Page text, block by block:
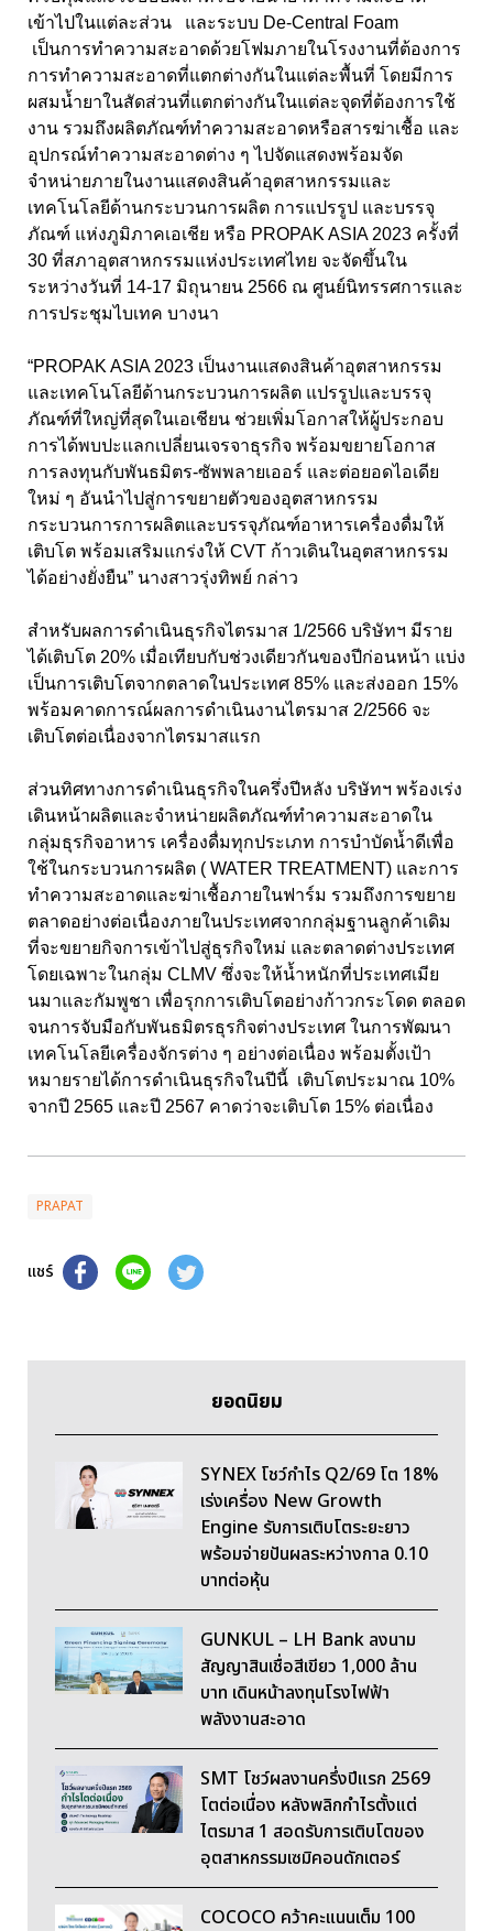
เข้าไปในแต่ละส่วน และระบบ De-Central Foam
เป็นการทำความสะอาดด้วยโฟมภายในโรงงานที่ต้องการ
การทำความสะอาดที่แตกต่างกันในแต่ละพื้นที่ โดยมีการ
ผสมน้ำยาในสัดส่วนที่แตกต่างกันในแต่ละจุดที่ต้องการใช้
งาน รวมถึงผลิตภัณฑ์ทำความสะอาดหรือสารฆ่าเชื้อ และ
อุปกรณ์ทำความสะอาดต่าง ๆ ไปจัดแสดงพร้อมจัด
จำหน่ายภายในงานแสดงสินค้าอุตสาหกรรมและ
เทคโนโลยีด้านกระบวนการผลิต การแปรรูป และบรรจุ
ภัณฑ์ แห่งภูมิภาคเอเชีย หรือ PROPAK ASIA 2023 ครั้งที่
30 ที่สภาอุตสาหกรรมแห่งประเทศไทย จะจัดขึ้นใน
ระหว่างวันที่ 14-17 มิถุนายน 2566 ณ ศูนย์นิทรรศการและ
การประชุมไบเทค บางนา
“PROPAK ASIA 2023 เป็นงานแสดงสินค้าอุตสาหกรรม
และเทคโนโลยีด้านกระบวนการผลิต แปรรูปและบรรจุ
ภัณฑ์ที่ใหญ่ที่สุดในเอเชียน ช่วยเพิ่มโอกาสให้ผู้ประกอบ
การได้พบปะแลกเปลี่ยนเจรจาธุรกิจ พร้อมขยายโอกาส
การลงทุนกับพันธมิตร-ซัพพลายเออร์ และต่อยอดไอเดีย
ใหม่ ๆ อันนำไปสู่การขยายตัวของอุตสาหกรรม
กระบวนการการผลิตและบรรจุภัณฑ์อาหารเครื่องดื่มให้
เติบโต พร้อมเสริมแกร่งให้ CVT ก้าวเดินในอุตสาหกรรม
ได้อย่างยั่งยืน” นางสาวรุ่งทิพย์ กล่าว
สำหรับผลการดำเนินธุรกิจไตรมาส 1/2566 บริษัทฯ มีราย
ได้เติบโต 20% เมื่อเทียบกับช่วงเดียวกันของปีก่อนหน้า แบ่ง
เป็นการเติบโตจากตลาดในประเทศ 85% และส่งออก 15%
พร้อมคาดการณ์ผลการดำเนินงานไตรมาส 2/2566 จะ
เติบโตต่อเนื่องจากไตรมาสแรก
ส่วนทิศทางการดำเนินธุรกิจในครึ่งปีหลัง บริษัทฯ พร้องเร่ง
เดินหน้าผลิตและจำหน่ายผลิตภัณฑ์ทำความสะอาดใน
กลุ่มธุรกิจอาหาร เครื่องดื่มทุกประเภท การบำบัดน้ำดีเพื่อ
ใช้ในกระบวนการผลิต ( WATER TREATMENT) และการ
ทำความสะอาดและฆ่าเชื้อภายในฟาร์ม รวมถึงการขยาย
ตลาดอย่างต่อเนื่องภายในประเทศจากกลุ่มฐานลูกค้าเดิม
ที่จะขยายกิจการเข้าไปสู่ธุรกิจใหม่ และตลาดต่างประเทศ
โดยเฉพาะในกลุ่ม CLMV ซึ่งจะให้น้ำหนักที่ประเทศเมีย
นมาและกัมพูชา เพื่อรุกการเติบโตอย่างก้าวกระโดด ตลอด
จนการจับมือกับพันธมิตรธุรกิจต่างประเทศ ในการพัฒนา
เทคโนโลยีเครื่องจักรต่าง ๆ อย่างต่อเนื่อง พร้อมตั้งเป้า
หมายรายได้การดำเนินธุรกิจในปีนี้ เติบโตประมาณ 10%
จากปี 2565 และปี 2567 คาดว่าจะเติบโต 15% ต่อเนื่อง
PRAPAT
แชร์
ยอดนิยม
SYNEX โชว์กำไร Q2/69 โต 18%
เร่งเครื่อง New Growth
Engine รับการเติบโตระยะยาว
พร้อมจ่ายปันผลระหว่างกาล 0.10
บาทต่อหุ้น
GUNKUL – LH Bank ลงนาม
สัญญาสินเชื่อสีเขียว 1,000 ล้าน
บาท เดินหน้าลงทุนโรงไฟฟ้า
พลังงานสะอาด
SMT โชว์ผลงานครึ่งปีแรก 2569
โตต่อเนื่อง หลังพลิกกำไรตั้งแต่
ไตรมาส 1 สอดรับการเติบโตของ
อุตสาหกรรมเซมิคอนดักเตอร์
COCOCO คว้าคะแนนเต็ม 100